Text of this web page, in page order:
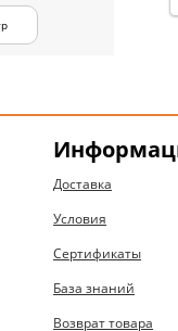
Доставка
Условия
Сертификаты
База знаний
Возврат товара